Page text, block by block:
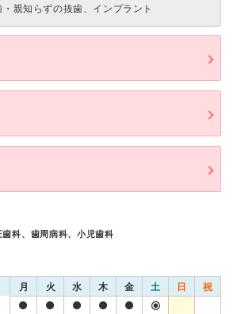
・親知らずの抜歯、インプラント
歯科、歯周病科、小児歯科
月 火 水 木 金 土 日 祝